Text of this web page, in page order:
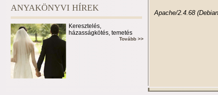
Apache/2.4.68
ANYAKÖNYVI HÍREK
Keresztelés,
házasságkötés, temetés
Tovább >>